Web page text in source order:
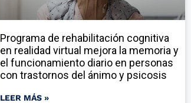
Programa de rehabilitación cognitiva
en realidad virtual mejora la memoria y
el funcionamiento diario en personas
con trastornos del ánimo y psicosis
LEER MÁS »